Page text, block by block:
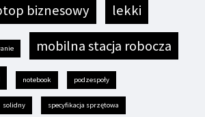
biznesowy
lekki
mobilna stacja robocza
notebook podzespoły
solidny specyfikacja sprzętowa